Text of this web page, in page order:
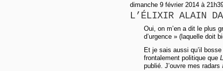
dimanche 9 février 2014 à
L’ÉLIXIR ALAIN
Oui, on m’en a dit le plus
d’urgence » (laquelle doit
Et je sais aussi qu’il
frontalement politique que
publié. J’ouvre mes